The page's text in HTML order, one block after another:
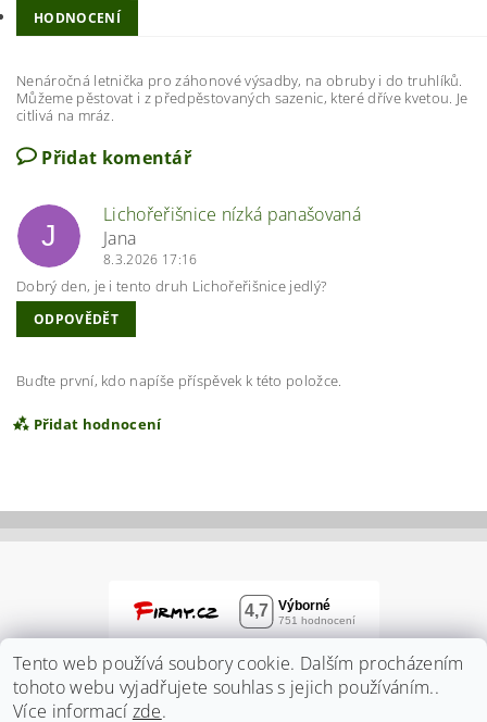
HODNOCENÍ
Nenáročná letnička pro záhonové výsadby, na obruby i do truhlíků.
Můžeme pěstovat i z předpěstovaných sazenic, které dříve kvetou. Je
citlivá na mráz.
Přidat komentář
J
Lichořeřišnice nízká panašovaná
Jana
8.3.2026 17:16
Dobrý den, je i tento druh Lichořeřišnice jedlý?
ODPOVĚDĚT
Buďte první, kdo napíše příspěvek k této položce.
Přidat hodnocení
Tento web používá soubory cookie. Dalším procházením
tohoto webu vyjadřujete souhlas s jejich používáním..
Více informací zde.